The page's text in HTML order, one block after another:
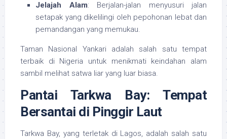
Jelajah Alam: Berjalan-jalan menyusuri jalan
setapak yang dikelilingi oleh pepohonan lebat dan
pemandangan yang memukau.
Taman Nasional Yankari adalah salah satu tempat
terbaik di Nigeria untuk menikmati keindahan alam
sambil melihat satwa liar yang luar biasa.
Pantai Tarkwa Bay: Tempat
Bersantai di Pinggir Laut
Tarkwa Bay, yang terletak di Lagos, adalah salah satu